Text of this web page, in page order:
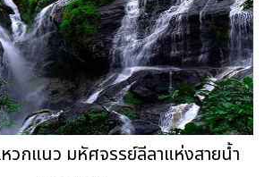
วกแนว มหัศจรรย์ลีลาแห่งสายน้ำ